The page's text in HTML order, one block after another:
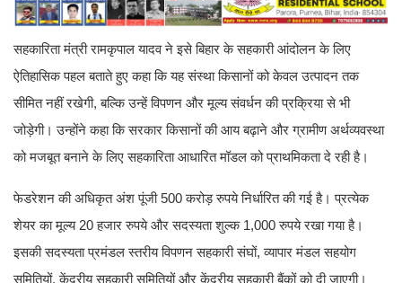
सहकारिता मंत्री रामकृपाल यादव ने इसे बिहार के सहकारी आंदोलन के लिए
ऐतिहासिक पहल बताते हुए कहा कि यह संस्था किसानों को केवल उत्पादन तक
सीमित नहीं रखेगी, बल्कि उन्हें विपणन और मूल्य संवर्धन की प्रक्रिया से भी
जोड़ेगी। उन्होंने कहा कि सरकार किसानों की आय बढ़ाने और ग्रामीण अर्थव्यवस्था
को मजबूत बनाने के लिए सहकारिता आधारित मॉडल को प्राथमिकता दे रही है।
फेडरेशन की अधिकृत अंश पूंजी 500 करोड़ रुपये निर्धारित की गई है। प्रत्येक
शेयर का मूल्य 20 हजार रुपये और सदस्यता शुल्क 1,000 रुपये रखा गया है।
इसकी सदस्यता प्रमंडल स्तरीय विपणन सहकारी संघों, व्यापार मंडल सहयोग
समितियों, केंद्रीय सहकारी समितियों और केंद्रीय सहकारी बैंकों को दी जाएगी।